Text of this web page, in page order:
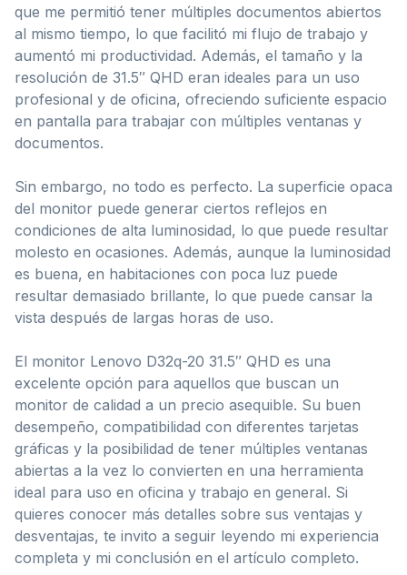
que me permitió tener múltiples documentos abiertos
al mismo tiempo, lo que facilitó mi flujo de trabajo y
aumentó mi productividad. Además, el tamaño y la
resolución de 31.5″ QHD eran ideales para un uso
profesional y de oficina, ofreciendo suficiente espacio
en pantalla para trabajar con múltiples ventanas y
documentos.
Sin embargo, no todo es perfecto. La superficie opaca
del monitor puede generar ciertos reflejos en
condiciones de alta luminosidad, lo que puede resultar
molesto en ocasiones. Además, aunque la luminosidad
es buena, en habitaciones con poca luz puede
resultar demasiado brillante, lo que puede cansar la
vista después de largas horas de uso.
El monitor Lenovo D32q-20 31.5″ QHD es una
excelente opción para aquellos que buscan un
monitor de calidad a un precio asequible. Su buen
desempeño, compatibilidad con diferentes tarjetas
gráficas y la posibilidad de tener múltiples ventanas
abiertas a la vez lo convierten en una herramienta
ideal para uso en oficina y trabajo en general. Si
quieres conocer más detalles sobre sus ventajas y
desventajas, te invito a seguir leyendo mi experiencia
completa y mi conclusión en el artículo completo.